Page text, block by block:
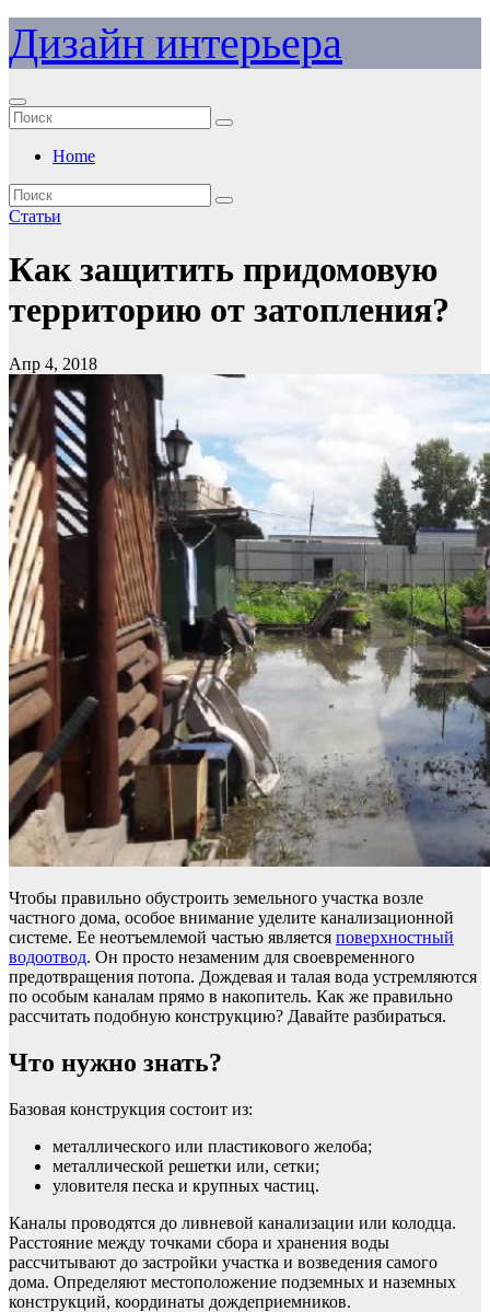
Перейти
к
содержимому
Дизайн интерьера
Home
Статьи
Как защитить придомовую
территорию от затопления?
Апр 4, 2018
Чтобы правильно обустроить земельного участка возле
частного дома, особое внимание уделите канализационной
системе. Ее неотъемлемой частью является поверхностный
водоотвод. Он просто незаменим для своевременного
предотвращения потопа. Дождевая и талая вода устремляются
по особым каналам прямо в накопитель. Как же правильно
рассчитать подобную конструкцию? Давайте разбираться.
Что нужно знать?
Базовая конструкция состоит из:
металлического или пластикового желоба;
металлической решетки или, сетки;
уловителя песка и крупных частиц.
Каналы проводятся до ливневой канализации или колодца.
Расстояние между точками сбора и хранения воды
рассчитывают до застройки участка и возведения самого
дома. Определяют местоположение подземных и наземных
конструкций, координаты дождеприемников.